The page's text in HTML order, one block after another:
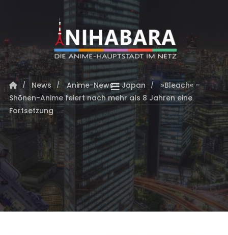
News Anime-News - Japan
»Bleach« –
Shōnen-Anime feiert nach mehr als 8 Jahren eine
Fortsetzung